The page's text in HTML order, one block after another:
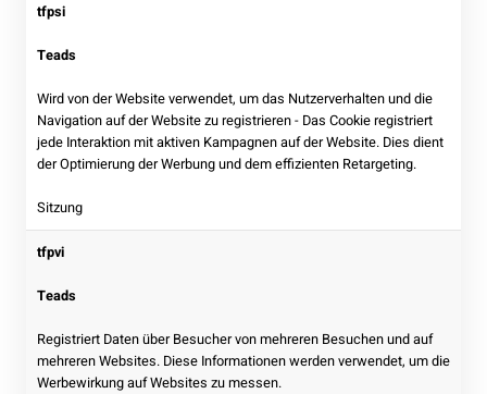
tfpsi
Teads
Wird von der Website verwendet, um das Nutzerverhalten und die
Navigation auf der Website zu registrieren - Das Cookie registriert
jede Interaktion mit aktiven Kampagnen auf der Website. Dies dient
der Optimierung der Werbung und dem effizienten Retargeting.
Sitzung
tfpvi
Teads
Registriert Daten über Besucher von mehreren Besuchen und auf
mehreren Websites. Diese Informationen werden verwendet, um die
Werbewirkung auf Websites zu messen.